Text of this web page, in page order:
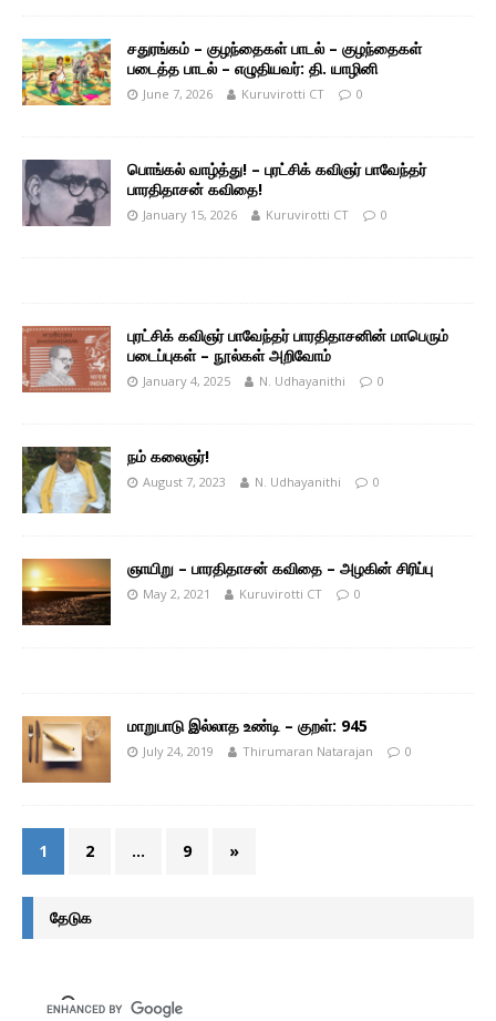
சதுரங்கம் – குழந்தைகள் பாடல் – குழந்தைகள்
படைத்த பாடல் – எழுதியவர்: தி. யாழினி
June 7, 2026 Kuruvirotti CT 0
பொங்கல் வாழ்த்து! – புரட்சிக் கவிஞர் பாவேந்தர்
பாரதிதாசன் கவிதை!
January 15, 2026 Kuruvirotti CT 0
புரட்சிக் கவிஞர் பாவேந்தர் பாரதிதாசனின் மாபெரும்
படைப்புகள் – நூல்கள் அறிவோம்
January 4, 2025 N. Udhayanithi 0
நம் கலைஞர்!
August 7, 2023 N. Udhayanithi 0
ஞாயிறு – பாரதிதாசன் கவிதை – அழகின் சிரிப்பு
May 2, 2021 Kuruvirotti CT 0
மாறுபாடு இல்லாத உண்டி – குறள்: 945
July 24, 2019 Thirumaran Natarajan 0
1 2 … 9 »
தேடுக